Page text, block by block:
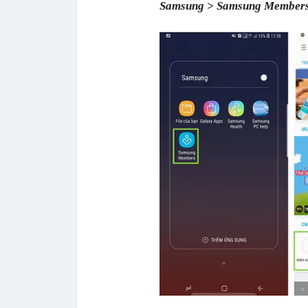
Samsung > Samsung